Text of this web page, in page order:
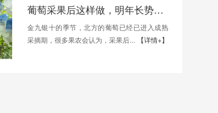
葡萄采果后这样做，明年长势产量翻倍（上）
金九银十的季节，北方的葡萄已经已进入成熟
采摘期，很多果农会认为，采果后...
【详情+】